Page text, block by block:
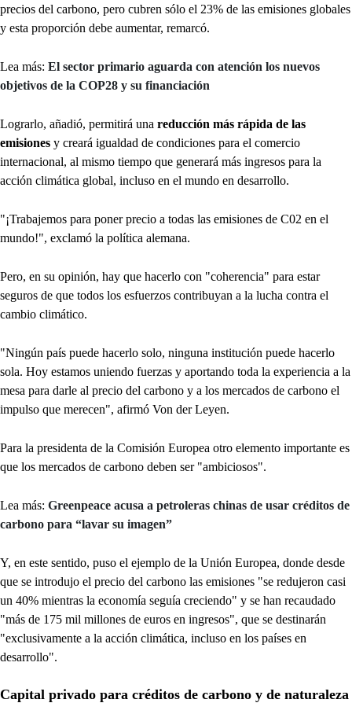
precios del carbono, pero cubren sólo el 23% de las emisiones globales
y esta proporción debe aumentar, remarcó.
Lea más: El sector primario aguarda con atención los nuevos
objetivos de la COP28 y su financiación
Lograrlo, añadió, permitirá una reducción más rápida de las
emisiones y creará igualdad de condiciones para el comercio
internacional, al mismo tiempo que generará más ingresos para la
acción climática global, incluso en el mundo en desarrollo.
"¡Trabajemos para poner precio a todas las emisiones de C02 en el
mundo!", exclamó la política alemana.
Pero, en su opinión, hay que hacerlo con "coherencia" para estar
seguros de que todos los esfuerzos contribuyan a la lucha contra el
cambio climático.
"Ningún país puede hacerlo solo, ninguna institución puede hacerlo
sola. Hoy estamos uniendo fuerzas y aportando toda la experiencia a la
mesa para darle al precio del carbono y a los mercados de carbono el
impulso que merecen", afirmó Von der Leyen.
Para la presidenta de la Comisión Europea otro elemento importante es
que los mercados de carbono deben ser "ambiciosos".
Lea más: Greenpeace acusa a petroleras chinas de usar créditos de
carbono para “lavar su imagen”
Y, en este sentido, puso el ejemplo de la Unión Europea, donde desde
que se introdujo el precio del carbono las emisiones "se redujeron casi
un 40% mientras la economía seguía creciendo" y se han recaudado
"más de 175 mil millones de euros en ingresos", que se destinarán
"exclusivamente a la acción climática, incluso en los países en
desarrollo".
Capital privado para créditos de carbono y de naturaleza